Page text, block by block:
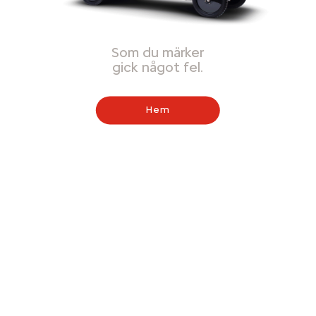
Som du märker
gick något fel.
Hem